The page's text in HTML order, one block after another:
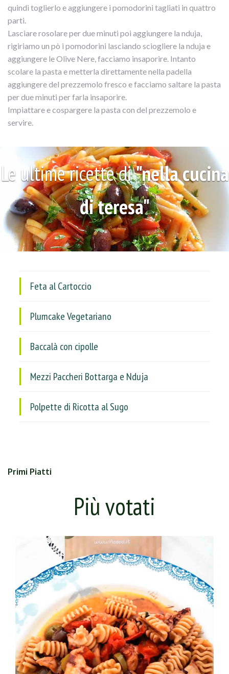
quindi toglierlo e aggiungere i pomodorini tagliati in quattro
parti.
Lasciare rosolare per due minuti poi aggiungere la nduja,
rigiriamo un pò i pomodorini lasciando sciogliere la nduja e
aggiungere le Olive Nere, facciamo insaporire. Intanto
scolare la pasta e metterla direttamente nella padella
aggiungere del prezzemolo fresco e facciamo saltare la pasta
per due minuti per farla insaporire.
Impiattare e cospargere la pasta con del prezzemolo e
servire.
Le ultime ricette di"nella cucina
di teresa"
Feta al Cartoccio
Plumcake Vegetariano
Baccalà con cipolle
Mezzi Paccheri Bottarga e Nduja
Polpette di Ricotta al Sugo
Primi Piatti
Più votati